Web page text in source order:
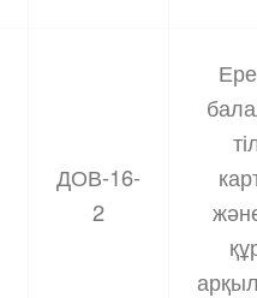
ДОВ-16-
2